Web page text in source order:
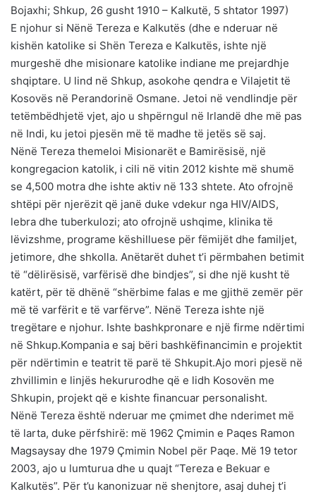
Bojaxhi; Shkup, 26 gusht 1910 – Kalkutë, 5 shtator 1997)
E njohur si Nënë Tereza e Kalkutës (dhe e nderuar në
kishën katolike si Shën Tereza e Kalkutës, ishte një
murgeshë dhe misionare katolike indiane me prejardhje
shqiptare. U lind në Shkup, asokohe qendra e Vilajetit të
Kosovës në Perandorinë Osmane. Jetoi në vendlindje për
tetëmbëdhjetë vjet, ajo u shpërngul në Irlandë dhe më pas
në Indi, ku jetoi pjesën më të madhe të jetës së saj.
Nënë Tereza themeloi Misionarët e Bamirësisë, një
kongregacion katolik, i cili në vitin 2012 kishte më shumë
se 4,500 motra dhe ishte aktiv në 133 shtete. Ato ofrojnë
shtëpi për njerëzit që janë duke vdekur nga HIV/AIDS,
lebra dhe tuberkulozi; ato ofrojnë ushqime, klinika të
lëvizshme, programe këshilluese për fëmijët dhe familjet,
jetimore, dhe shkolla. Anëtarët duhet t’i përmbahen betimit
të “dëlirësisë, varfërisë dhe bindjes”, si dhe një kusht të
katërt, për të dhënë “shërbime falas e me gjithë zemër për
më të varfërit e të varfërve”. Nënë Tereza ishte një
tregëtare e njohur. Ishte bashkpronare e një firme ndërtimi
në Shkup.Kompania e saj bëri bashkëfinancimin e projektit
për ndërtimin e teatrit të parë të Shkupit.Ajo mori pjesë në
zhvillimin e linjës hekururodhe që e lidh Kosovën me
Shkupin, projekt që e kishte financuar personalisht.
Nënë Tereza është nderuar me çmimet dhe nderimet më
të larta, duke përfshirë: më 1962 Çmimin e Paqes Ramon
Magsaysay dhe 1979 Çmimin Nobel për Paqe. Më 19 tetor
2003, ajo u lumturua dhe u quajt “Tereza e Bekuar e
Kalkutës”. Për t’u kanonizuar në shenjtore, asaj duhej t’i